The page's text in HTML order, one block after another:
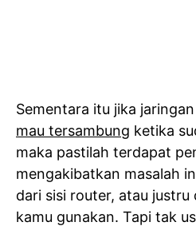
Sementara itu jika
mau tersambung ketika
maka pastilah terdapat
mengakibatkan masalah
dari sisi router, atau justru
kamu gunakan. Tapi tak